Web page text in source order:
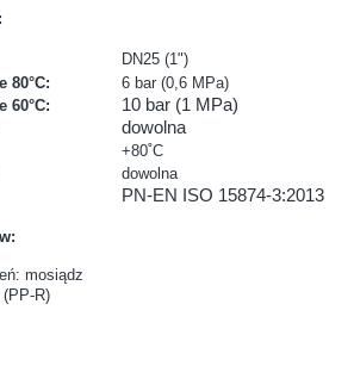
DN25 (1")
80°C:
6 bar (0,6 MPa)
60°C:
10 bar (1 MPa)
dowolna
+80˚C
dowolna
PN-EN ISO 15874-3:2013
mosiądz
(PP-R)